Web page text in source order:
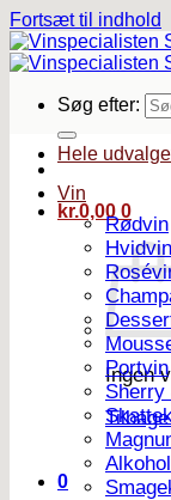
Fortsæt til indhold
Søg efter:
kr.0,00 0
Ingen
0
Hele
Vin
Rødvin
Hvidvin
Portvin
Sherry